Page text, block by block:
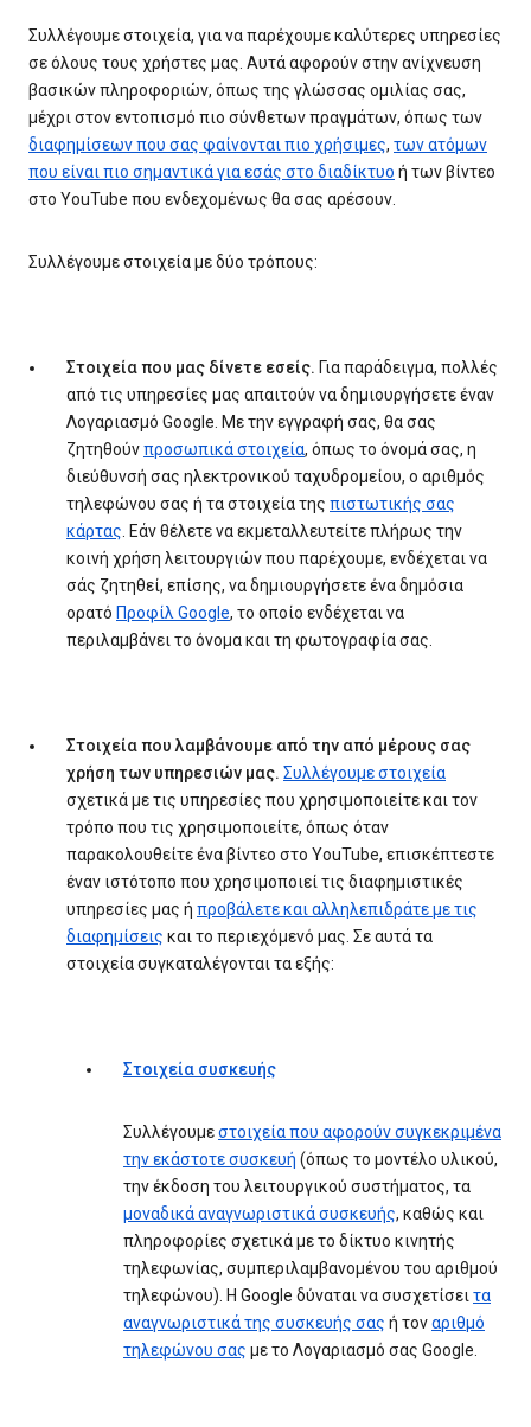
Συλλέγουμε στοιχεία, για να παρέχουμε καλύτερες υπηρεσίες
σε όλους τους χρήστες μας. Αυτά αφορούν στην ανίχνευση
βασικών πληροφοριών, όπως της γλώσσας ομιλίας σας,
μέχρι στον εντοπισμό πιο σύνθετων πραγμάτων, όπως των
διαφημίσεων που σας φαίνονται πιο χρήσιμες, των ατόμων
που είναι πιο σημαντικά για εσάς στο διαδίκτυο ή των βίντεο
στο YouTube που ενδεχομένως θα σας αρέσουν.
Συλλέγουμε στοιχεία με δύο τρόπους:
Στοιχεία που μας δίνετε εσείς. Για παράδειγμα, πολλές
από τις υπηρεσίες μας απαιτούν να δημιουργήσετε έναν
Λογαριασμό Google. Με την εγγραφή σας, θα σας
ζητηθούνπροσωπικά στοιχεία, όπως το όνομά σας, η
διεύθυνσή σας ηλεκτρονικού ταχυδρομείου, ο αριθμός
τηλεφώνου σας ή τα στοιχεία της πιστωτικής σας
κάρτας. Εάν θέλετε να εκμεταλλευτείτε πλήρως την
κοινή χρήση λειτουργιών που παρέχουμε, ενδέχεται να
σάς ζητηθεί, επίσης, να δημιουργήσετε ένα δημόσια
ορατό Προφίλ Google, το οποίο ενδέχεται να
περιλαμβάνει το όνομα και τη φωτογραφία σας.
Στοιχεία που λαμβάνουμε από την από μέρους σας
χρήση των υπηρεσιών μας. Συλλέγουμε στοιχεία
σχετικά με τις υπηρεσίες που χρησιμοποιείτε και τον
τρόπο που τις χρησιμοποιείτε, όπως όταν
παρακολουθείτε ένα βίντεο στο YouTube, επισκέπτεστε
έναν ιστότοπο που χρησιμοποιεί τις διαφημιστικές
υπηρεσίες μας ή προβάλετε και αλληλεπιδράτε με τις
διαφημίσεις και το περιεχόμενό μας. Σε αυτά τα
στοιχεία συγκαταλέγονται τα εξής:
Στοιχεία συσκευής
Συλλέγουμεστοιχεία που αφορούν συγκεκριμένα
την εκάστοτε συσκευή (όπως το μοντέλο υλικού,
την έκδοση του λειτουργικού συστήματος, τα
μοναδικά αναγνωριστικά συσκευής, καθώς και
πληροφορίες σχετικά με το δίκτυο κινητής
τηλεφωνίας, συμπεριλαμβανομένου του αριθμού
τηλεφώνου). Η Google δύναται να συσχετίσειτα
αναγνωριστικά της συσκευής σας ή τοναριθμό
τηλεφώνου σας με το Λογαριασμό σας Google.